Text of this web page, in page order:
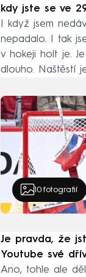
kdy jste se ve
I když jsem
nepadalo. I tak
v hokeji holt je.
dlouho. Naštěstí
10fotografií
Je pravda, že
Youtube své
Ano, tohle ale